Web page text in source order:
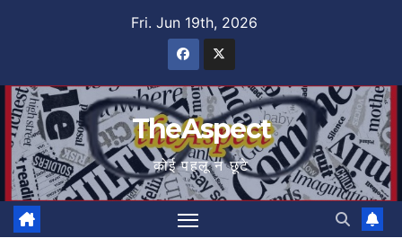
Fri. Jun 19th, 2026
TheAspect
कोई पहलू न छूटे